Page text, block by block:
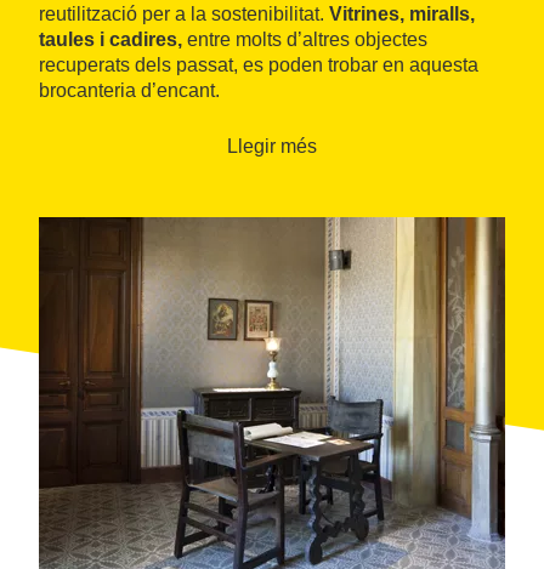
reutilització per a la sostenibilitat. Vitrines, miralls,
taules i cadires, entre molts d’altres objectes
recuperats dels passat, es poden trobar en aquesta
brocanteria d’encant.
Llegir més